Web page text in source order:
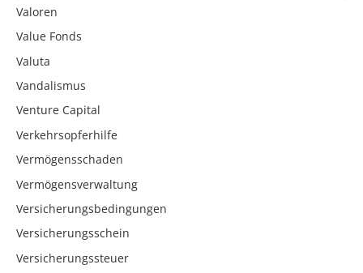
Valoren
Value Fonds
Valuta
Vandalismus
Venture Capital
Verkehrsopferhilfe
Vermögensschaden
Vermögensverwaltung
Versicherungsbedingungen
Versicherungsschein
Versicherungssteuer